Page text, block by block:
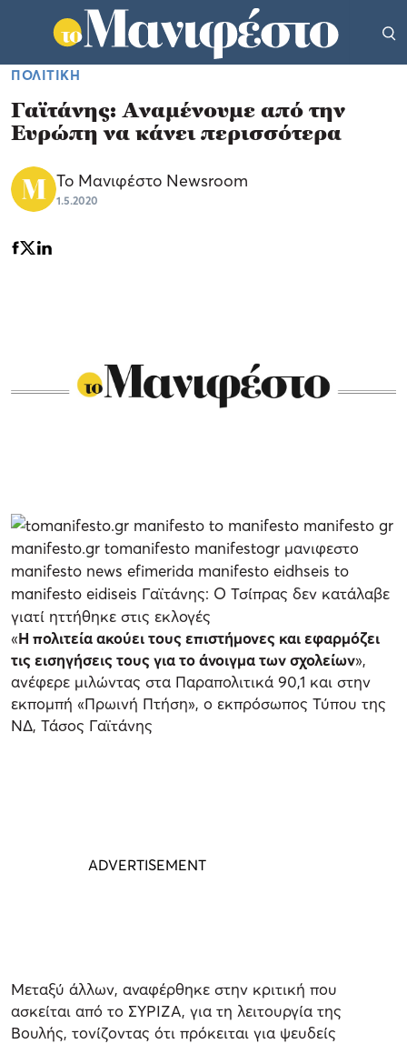
ΠΟΛΙΤΙΚΗ
Γαϊτάνης: Αναμένουμε από την
Ευρώπη να κάνει περισσότερα
Το Μανιφέστο Newsroom
1.5.2020
«Η πολιτεία ακούει τους επιστήμονες και εφαρμόζει
τις εισηγήσεις τους για το άνοιγμα των σχολείων»,
ανέφερε μιλώντας στα Παραπολιτικά 90,1 και στην
εκπομπή «Πρωινή Πτήση», ο εκπρόσωπος Τύπου της
ΝΔ, Τάσος Γαϊτάνης
Μεταξύ άλλων, αναφέρθηκε στην κριτική που
ασκείται από το ΣΥΡΙΖΑ, για τη λειτουργία της
Βουλής, τονίζοντας ότι πρόκειται για ψευδείς